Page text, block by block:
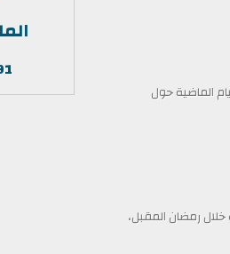
الماضية حول
رمضان المقبل،